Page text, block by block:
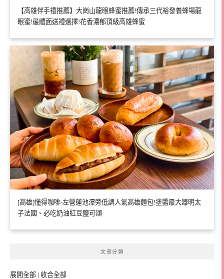
【高雄伴手禮推薦】大崗山龍眼蜂蜜推薦!傳承三代裕發養蜂場龍
眼蜜!最體面送禮選擇!花香濃郁頂級高雄蜂蜜
[高雄]懂得咖啡-左營蓮池潭旁低調人氣高雄麵包!塗醬最大器明太
子法國、必吃奶油紅豆鹽可頌
文章分類
展開全部 | 收合全部